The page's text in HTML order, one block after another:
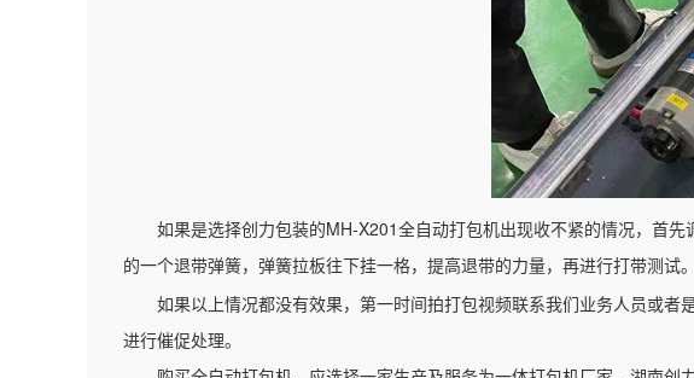
如果是选择创力包装的MH-X201 全自动打包机出现收不紧的情况，首
的一个退带弹簧，弹簧拉板往下挂一格，提高退带的力量，再进行打带测试。
如果以上情况都没有效果，第一时间拍打包视频联系我们业务人员或者
进行催促处理。